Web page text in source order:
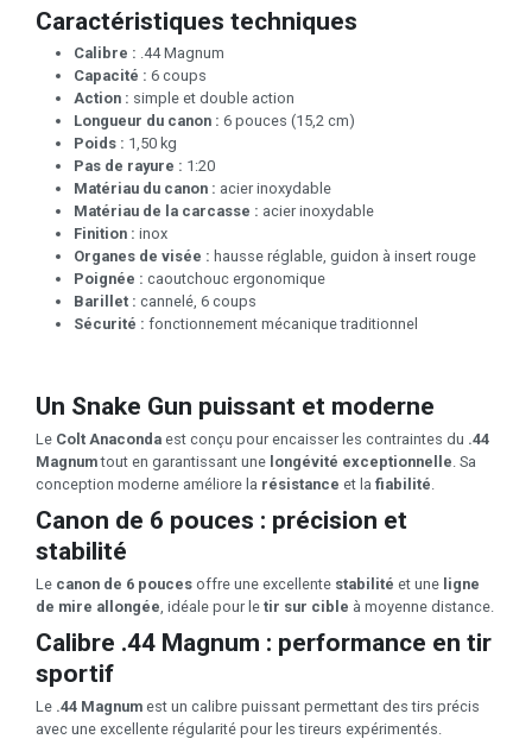
Caractéristiques techniques
Calibre : .44 Magnum
Capacité : 6 coups
Action : simple et double action
Longueur du canon : 6 pouces (15,2 cm)
Poids : 1,50 kg
Pas de rayure : 1:20
Matériau du canon : acier inoxydable
Matériau de la carcasse : acier inoxydable
Finition : inox
Organes de visée : hausse réglable, guidon à insert rouge
Poignée : caoutchouc ergonomique
Barillet : cannelé, 6 coups
Sécurité : fonctionnement mécanique traditionnel
Un Snake Gun puissant et moderne
Le Colt Anaconda est conçu pour encaisser les contraintes du .44
Magnumtout en garantissant une longévité exceptionnelle . Sa
conception moderne améliore la résistance et la fiabilité
Canon de 6 pouces : précision et
stabilité
Le canon de 6 pouces offre une excellente stabilité et une ligne
de mire allongée , idéale pour le tir sur cible à moyenne distance.
Calibre .44 Magnum : performance en tir
sportif
Le .44 Magnum est un calibre puissant permettant des tirs précis
avec une excellente régularité pour les tireurs expérimentés.